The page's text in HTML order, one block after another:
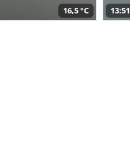
16,5 °C 13:51